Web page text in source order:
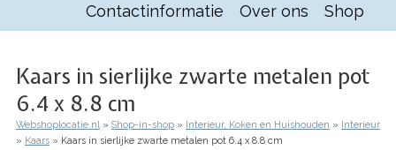
Contactinformatie Over ons Shop
Kaars in sierlijke zwarte metalen pot
6.4 x 8.8 cm
Kruimelpad
Webshoplocatie.nl Shop-in-shop Interieur, Koken en Huishouden
Interieur
Kaars
Kaars in sierlijke zwarte metalen pot 6.4 x 8.8 cm